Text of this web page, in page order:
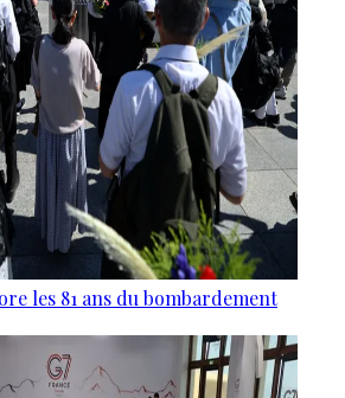
les 81 ans du bombardement